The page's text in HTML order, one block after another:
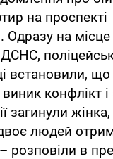
на проспекті
Одразу на
встановили, що
конфлікт і
загинули
людей
розповіли в